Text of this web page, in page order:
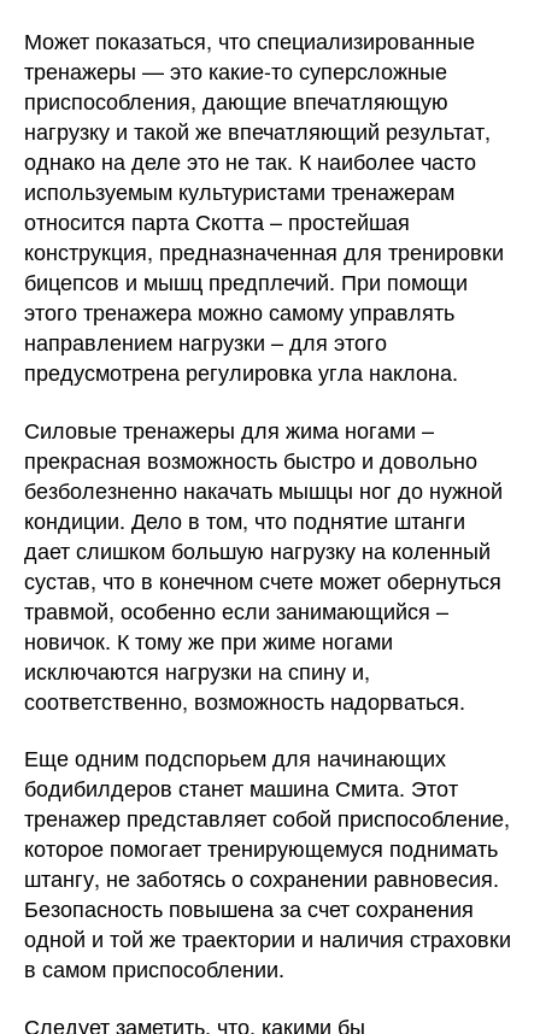
Может показаться, что специализированные
тренажеры — это какие-то суперсложные
приспособления, дающие впечатляющую
нагрузку и такой же впечатляющий результат,
однако на деле это не так. К наиболее часто
используемым культуристами тренажерам
относится парта Скотта – простейшая
конструкция, предназначенная для тренировки
бицепсов и мышц предплечий. При помощи
этого тренажера можно самому управлять
направлением нагрузки – для этого
предусмотрена регулировка угла наклона.
Силовые тренажеры для жима ногами –
прекрасная возможность быстро и довольно
безболезненно накачать мышцы ног до нужной
кондиции. Дело в том, что поднятие штанги
дает слишком большую нагрузку на коленный
сустав, что в конечном счете может обернуться
травмой, особенно если занимающийся –
новичок. К тому же при жиме ногами
исключаются нагрузки на спину и,
соответственно, возможность надорваться.
Еще одним подспорьем для начинающих
бодибилдеров станет машина Смита. Этот
тренажер представляет собой приспособление,
которое помогает тренирующемуся поднимать
штангу, не заботясь о сохранении равновесия.
Безопасность повышена за счет сохранения
одной и той же траектории и наличия страховки
в самом приспособлении.
Следует заметить, что, какими бы